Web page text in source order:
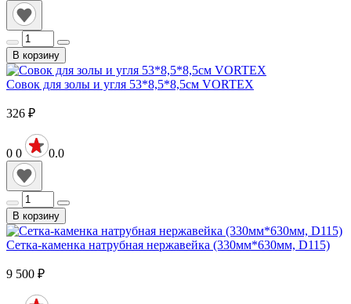
В корзину
Совок для золы и угля 53*8,5*8,5см VORTEX
326 ₽
0 0 0.0
В корзину
Сетка-каменка натрубная нержавейка (330мм*630мм, D115)
9 500 ₽